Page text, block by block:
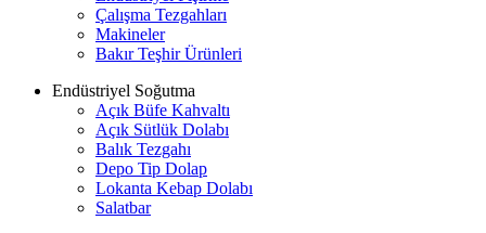
Çalışma Tezgahları
Makineler
Bakır Teşhir Ürünleri
Endüstriyel Soğutma
Açık Büfe Kahvaltı
Açık Sütlük Dolabı
Balık Tezgahı
Depo Tip Dolap
Lokanta Kebap Dolabı
Salatbar